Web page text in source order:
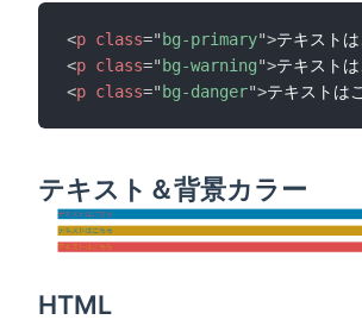
<p class=" bg-primary">テキスト
<p class=" bg-warning">テキスト
<p class=" bg-danger">テキストは
テキスト＆背景カラー
HTML